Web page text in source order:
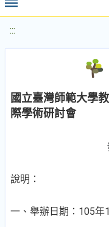
:::
國立臺灣師範大學
際學術研討會
說明：
一、舉辦日期：105年